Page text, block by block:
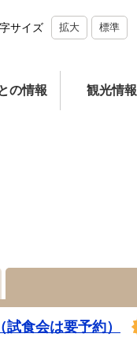
サイズ 拡大 標準
の情報 観光情報
食会は要予約）